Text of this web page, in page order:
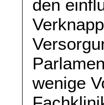
den
wenige